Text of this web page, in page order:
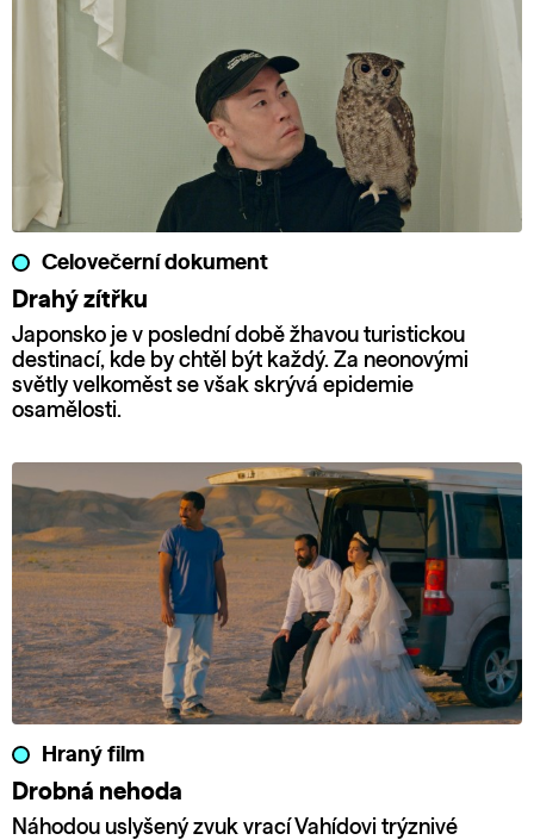
Celovečerní dokument
Drahý zítřku
Japonsko je v poslední době žhavou turistickou
destinací, kde by chtěl být každý. Za neonovými
světly velkoměst se však skrývá epidemie
osamělosti.
Hraný film
Drobná nehoda
Náhodou uslyšený zvuk vrací Vahídovi trýznivé